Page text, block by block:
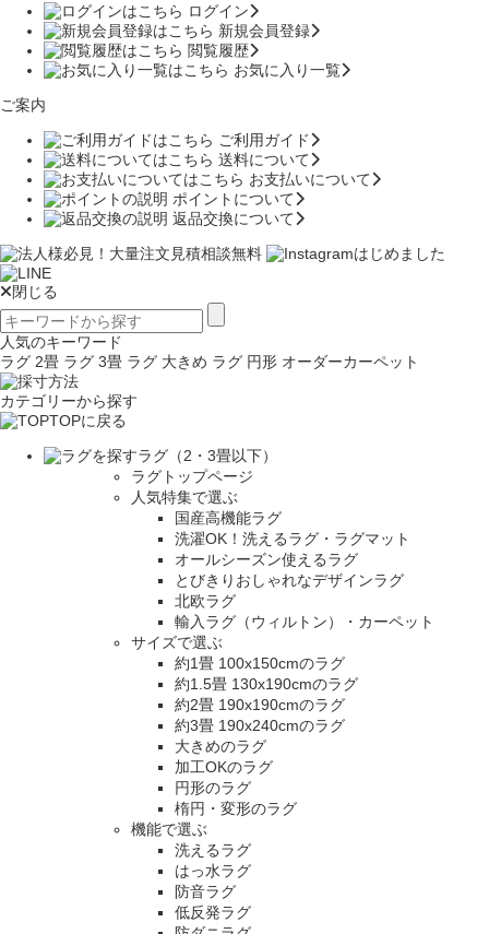
ログイン
新規会員登録
閲覧履歴
お気に入り一覧
ご案内
ご利用ガイド
送料について
お支払いについて
ポイントについて
返品交換について
閉じる
人気のキーワード
ラグ 2畳 ラグ 3畳 ラグ 大きめ ラグ 円形 オーダーカーペット
カテゴリーから探す
TOPに戻る
ラグ（2・3畳以下）
ラグトップページ
人気特集で選ぶ
国産高機能ラグ
洗濯OK！洗えるラグ・ラグマット
オールシーズン使えるラグ
とびきりおしゃれなデザインラグ
北欧ラグ
輸入ラグ（ウィルトン）・カーペット
サイズで選ぶ
約1畳 100x150cmのラグ
約1.5畳 130x190cmのラグ
約2畳 190x190cmのラグ
約3畳 190x240cmのラグ
大きめのラグ
加工OKのラグ
円形のラグ
楕円・変形のラグ
機能で選ぶ
洗えるラグ
はっ水ラグ
防音ラグ
低反発ラグ